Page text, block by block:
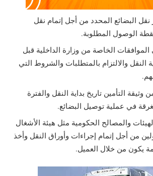
نقل البضائع المحدد من أجل إتمام نقل
الوصول المطلوبة.
الخاصة من وزارة الداخلية قبل
النقل والالتزام بالمتطلبات والشروط التي
التأمين تاريخ بداية النقل والفترة
في عملية توصيل البضائع.
والمصالح الحكومية مثل هيئة الأشغال
من أجل إتمام إجراءات وأوراق النقل وأخذ
يكون من خلال العميل.